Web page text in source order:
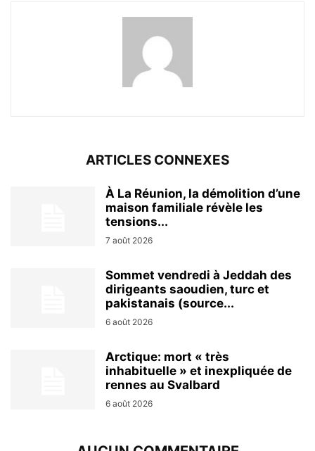
ARTICLES CONNEXES
À La Réunion, la démolition d’une
maison familiale révèle les
tensions...
7 août 2026
Sommet vendredi à Jeddah des
dirigeants saoudien, turc et
pakistanais (source...
6 août 2026
Arctique: mort « très
inhabituelle » et inexpliquée de
rennes au Svalbard
6 août 2026